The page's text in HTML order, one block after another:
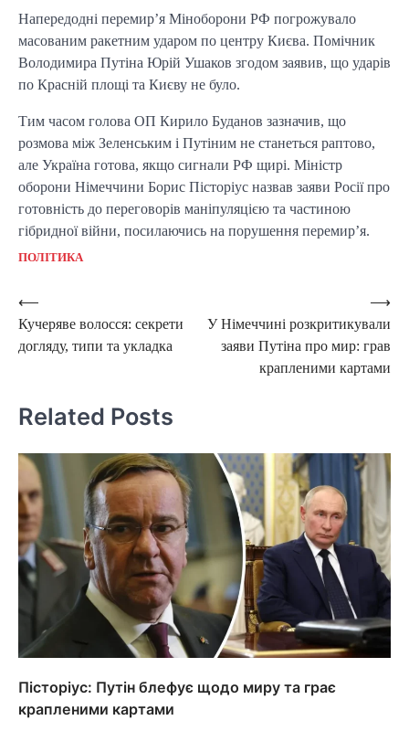
Напередодні перемир’я Міноборони РФ погрожувало
масованим ракетним ударом по центру Києва. Помічник
Володимира Путіна Юрій Ушаков згодом заявив, що ударів
по Красній площі та Києву не було.
Тим часом голова ОП Кирило Буданов зазначив, що
розмова між Зеленським і Путіним не станеться раптово,
але Україна готова, якщо сигнали РФ щирі. Міністр
оборони Німеччини Борис Пісторіус назвав заяви Росії про
готовність до переговорів маніпуляцією та частиною
гібридної війни, посилаючись на порушення перемир’я.
ПОЛІТИКА
Post
navigation
⟵
Кучеряве волосся: секрети
догляду, типи та укладка
У Німеччині розкритикували
заяви Путіна про мир: грав
крапленими картами
⟶
Related Posts
Пісторіус: Путін блефує щодо миру та грає
крапленими картами